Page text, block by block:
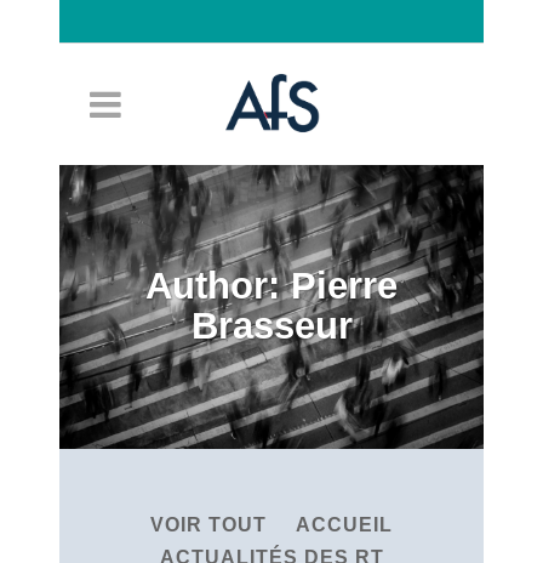
Author: Pierre
Brasseur
VOIR TOUT
ACCUEIL
ACTUALITÉS DES RT